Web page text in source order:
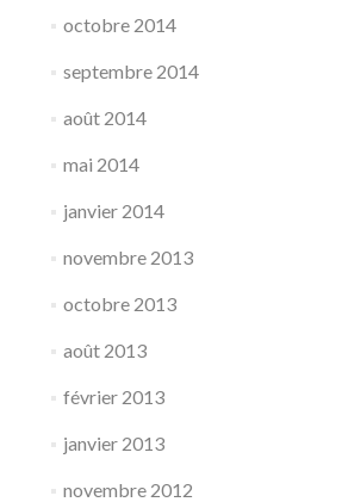
octobre 2014
septembre 2014
août 2014
mai 2014
janvier 2014
novembre 2013
octobre 2013
août 2013
février 2013
janvier 2013
novembre 2012